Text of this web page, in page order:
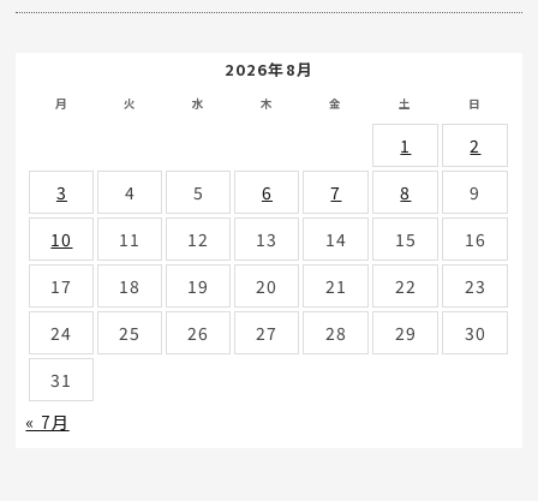
2026年8月
月 火 水 木 金 土 日
1
2
3
4 5 6 7 8
9
10
11 12 13 14 15
16
17
18 19 20 21 22
23
24
25 26 27 28 29
30
31
« 7月